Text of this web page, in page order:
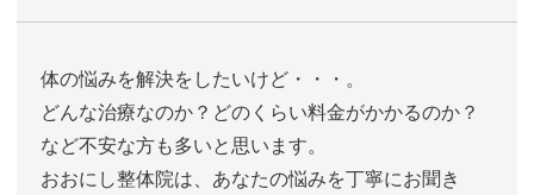
体の悩みを解決をしたいけど・・・。
どんな治療なのか？どのくらい料金がかかるのか？
など不安な方も多いと思います。
おおにし整体院は、あなたの悩みを丁寧にお聞き